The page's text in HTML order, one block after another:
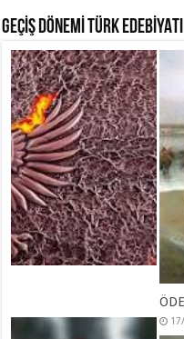
GEÇİŞ DÖNEMİ TÜRK EDEBİYATI
17/08/2020